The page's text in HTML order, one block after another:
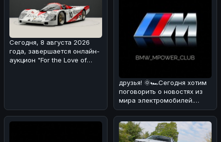
Сегодня, 8 августа 2026
года, завершается онлайн-
аукцион "For the Love of
друзья! 🌞🏎Сегодня хотим
поговорить о новостях из
мира электромобилей.
Недавно появилась
информация